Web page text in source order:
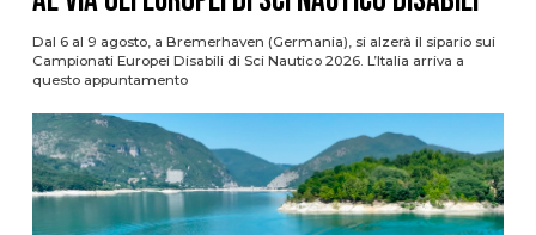
Dal 6 al 9 agosto, a Bremerhaven (Germania), si alzerà il sipario sui
Campionati Europei Disabili di Sci Nautico 2026. L’Italia arriva a
questo appuntamento